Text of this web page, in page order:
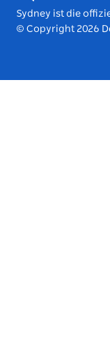
Vivid Sydney
Sydney ist die
© Copyright 2026